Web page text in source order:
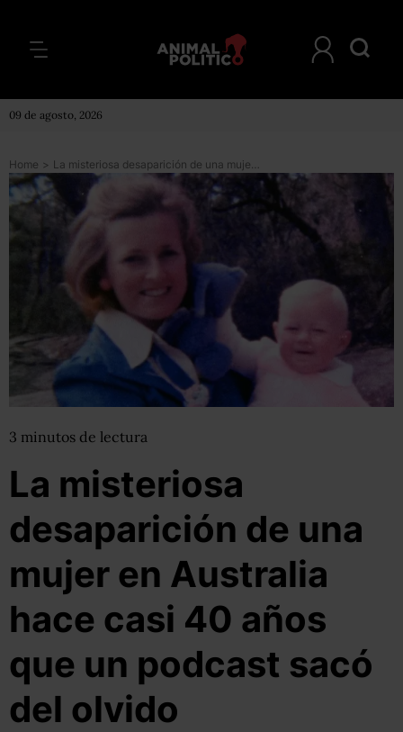
09 de agosto, 2026
Home > La misteriosa desaparición de una mujer en Australia hace casi 40 años que un podcast sacó del olvido
3 minutos de lectura
La misteriosa
desaparición de una
mujer en Australia
hace casi 40 años
que un podcast sacó
del olvido